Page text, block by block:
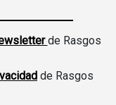
de Rasgos
de Rasgos